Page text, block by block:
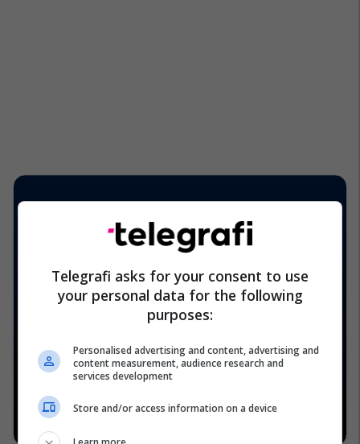
Telegrafi asks for your consent to use
your personal data for the following
purposes:
Personalised advertising and content, advertising and
content measurement, audience research and
services development
Store and/or access information on a device